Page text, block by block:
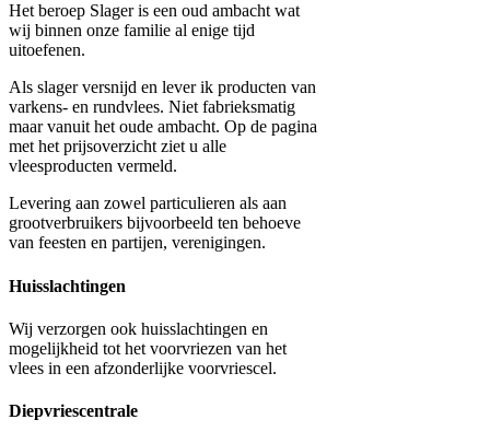
Het beroep Slager is een oud ambacht wat
wij binnen onze familie al enige tijd
uitoefenen.
Als slager versnijd en lever ik producten van
varkens- en rundvlees. Niet fabrieksmatig
maar vanuit het oude ambacht. Op de pagina
met het prijsoverzicht ziet u alle
vleesproducten vermeld.
Levering aan zowel particulieren als aan
grootverbruikers bijvoorbeeld ten behoeve
van feesten en partijen, verenigingen.
Huisslachtingen
Wij verzorgen ook huisslachtingen en
mogelijkheid tot het voorvriezen van het
vlees in een afzonderlijke voorvriescel.
Diepvriescentrale